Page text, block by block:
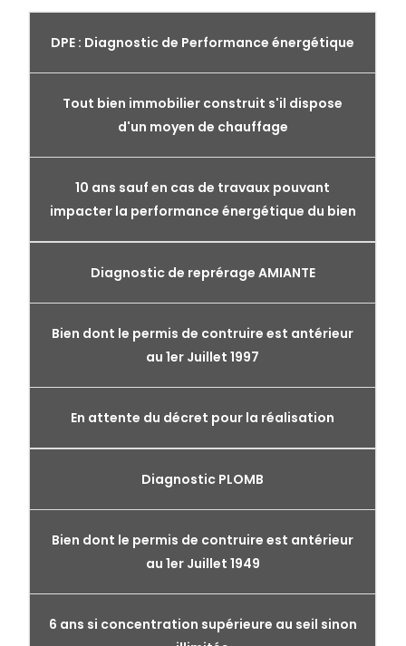
DPE : Diagnostic de Performance énergétique
Tout bien immobilier construit s'il dispose
d'un moyen de chauffage
10 ans sauf en cas de travaux pouvant
impacter la performance énergétique du bien
Diagnostic de reprérage AMIANTE
Bien dont le permis de contruire est antérieur
au 1er Juillet 1997
En attente du décret pour la réalisation
Diagnostic PLOMB
Bien dont le permis de contruire est antérieur
au 1er Juillet 1949
6 ans si concentration supérieure au seil sinon